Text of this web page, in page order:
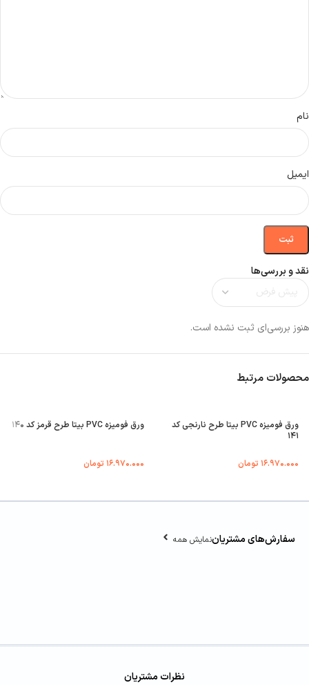
نقد و بررسی‌ها
هنوز بررسی‌ای ثبت نشده است.
نام
ایمیل
محصولات مرتبط
ورق فومیزه PVC بیتا طرح نارنجی کد
۱۴۱
۱۶.۹۷۰.۰۰۰ تومان
ورق فومیزه PVC بیتا طرح قرمز کد ۱۴۰
۱۶.۹۷۰.۰۰۰ تومان
سفارش‌های مشتریاننمایش همه
نظرات مشتریان